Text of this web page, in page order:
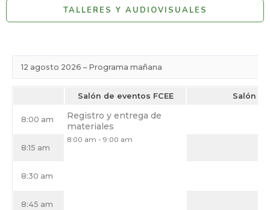
TALLERES Y AUDIOVISUALES
Salón de eventos FCEE Salón 1
8:00 am
Registro y entrega de
materiales
8:00 am - 9:00 am
8:15 am
8:30 am
8:45 am